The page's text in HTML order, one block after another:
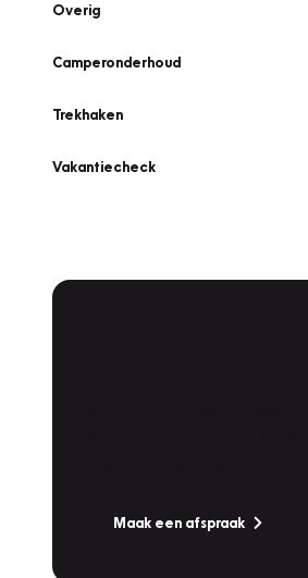
Overig
Camperonderhoud
Trekhaken
Vakantiecheck
Maak een afspraak